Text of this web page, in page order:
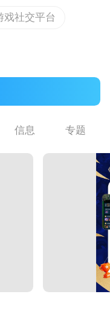
戏社交平台
信息 专题